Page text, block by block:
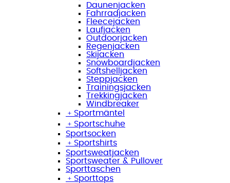
Daunenjacken
Fahrradjacken
Fleecejacken
Laufjacken
Outdoorjacken
Regenjacken
Skijacken
Snowboardjacken
Softshelljacken
Steppjacken
Trainingsjacken
Trekkingjacken
Windbreaker
﹢ Sportmäntel
﹢ Sportschuhe
Sportsocken
﹢ Sportshirts
Sportsweatjacken
Sportsweater & Pullover
Sporttaschen
﹢ Sporttops